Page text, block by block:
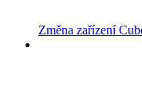
Změna zařízení